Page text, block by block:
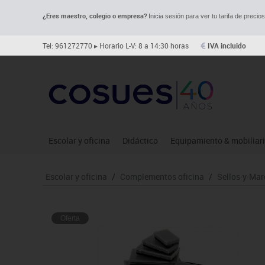
¿Eres maestro, colegio o empresa?Inicia sesión para ver tu tarifa de precios.
Tel: 961272770 ▸ Horario L-V: 8 a 14:30 horas IVA incluido
Escolar y oficina
Archivo
Escritura y corrección
Didáctico
Asociación y atención
Espacios multisensoriales
Juegos heurísticos
Equipamiento &
Aulas entornos naturales
Escolar y oficina / Complementos oficina /
Oferta